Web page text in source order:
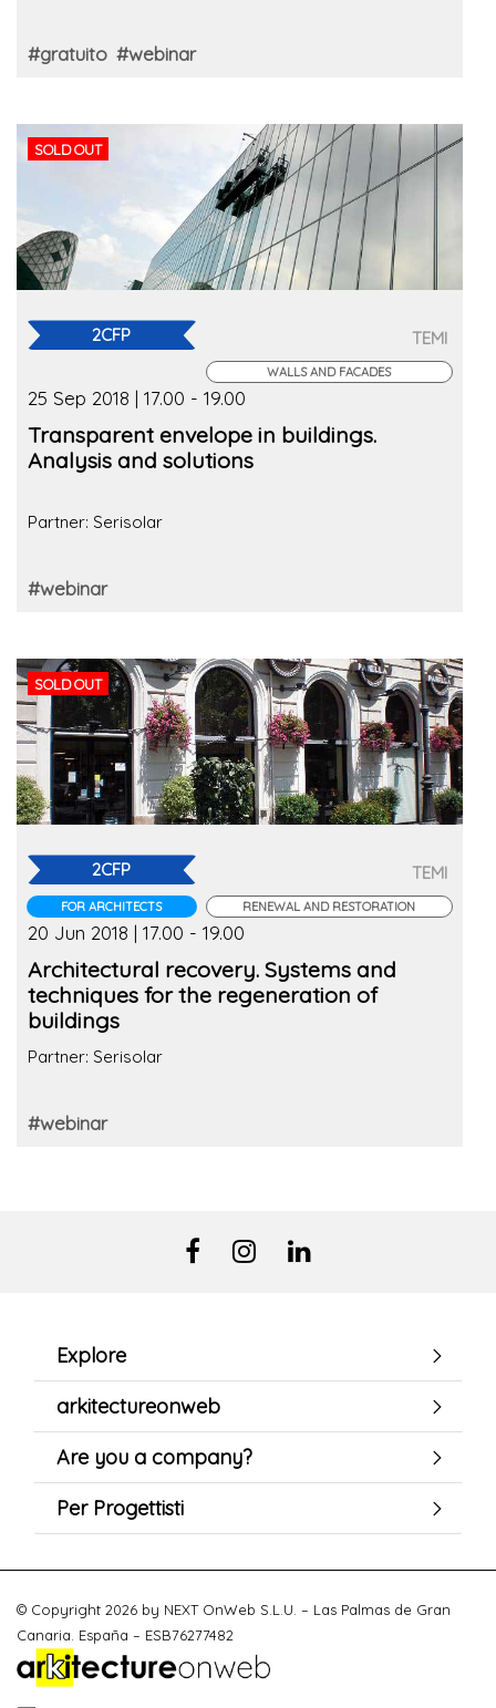
#gratuito #webinar
SOLD OUT
2CFP TEMI
WALLS AND FACADES
25 Sep 2018 | 17.00 - 19.00
Transparent envelope in buildings.
Analysis and solutions
Partner: Serisolar
#webinar
SOLD OUT
2CFP
FOR ARCHITECTS
TEMI
RENEWAL AND RESTORATION
20 Jun 2018 | 17.00 - 19.00
Architectural recovery. Systems and
techniques for the regeneration of
buildings
Partner: Serisolar
#webinar
Explore
arkitectureonweb
Are you a company?
Per Progettisti
© Copyright 2026 by NEXT OnWeb S.L.U. – Las Palmas de Gran
Canaria. España – ESB76277482